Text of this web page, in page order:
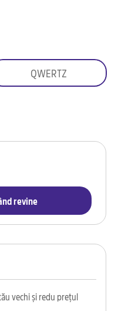
revine
QWERTZ
vechi și redu prețul